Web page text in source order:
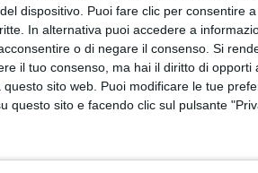
dispositivo. Puoi fare clic per consentire
In alternativa puoi accedere a
o di negare il consenso. Si
il tuo consenso, ma hai il diritto di
sito web. Puoi modificare le tue
questo sito e facendo clic sul pulsante
di spazi pubblici, dalla sicurezza alla
Bruno ha dimostrato che Andria
e anni. Non annunci, ma risultati.
agli occhi di molti: la sepoltura
da sola, sotto terra nel campo